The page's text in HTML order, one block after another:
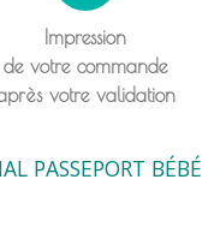
Impression
de votre commande
votre validation
PASSEPORT BÉBÉ